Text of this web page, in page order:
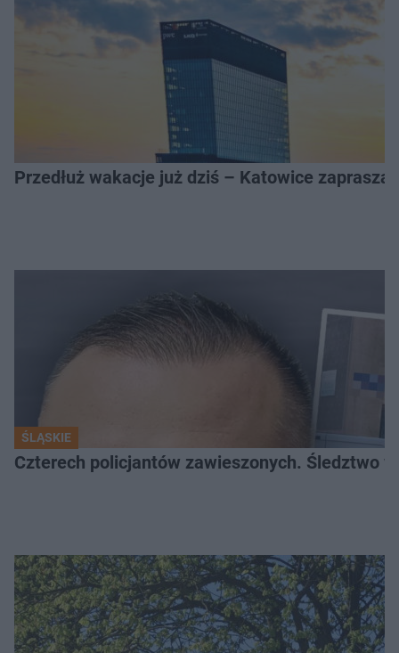
Przedłuż wakacje już dziś – Katowice
ŚLĄSKIE
Czterech policjantów zawieszonych. Śledztwo